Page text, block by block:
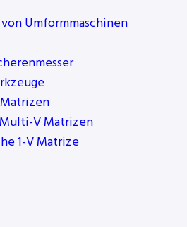
Umformmaschinen
V Matrizen
1-V Matrize